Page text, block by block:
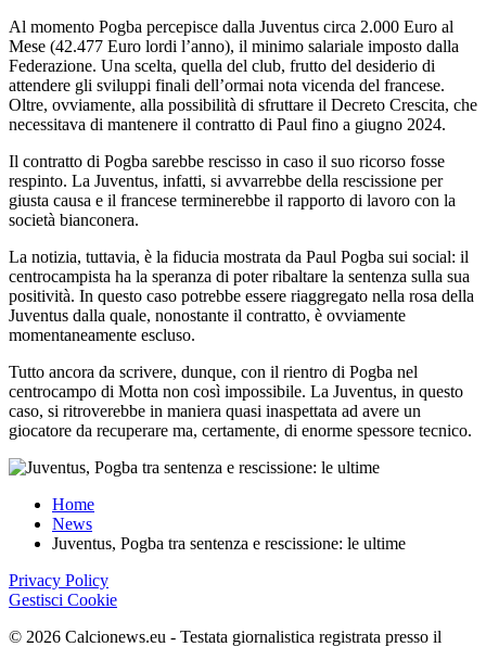
Al momento Pogba percepisce dalla Juventus circa 2.000 Euro al
Mese (42.477 Euro lordi l’anno), il minimo salariale imposto dalla
Federazione. Una scelta, quella del club, frutto del desiderio di
attendere gli sviluppi finali dell’ormai nota vicenda del francese.
Oltre, ovviamente, alla possibilità di sfruttare il Decreto Crescita, che
necessitava di mantenere il contratto di Paul fino a giugno 2024.
Il contratto di Pogba sarebbe rescisso in caso il suo ricorso fosse
respinto. La Juventus, infatti, si avvarrebbe della rescissione per
giusta causa e il francese terminerebbe il rapporto di lavoro con la
società bianconera.
La notizia, tuttavia, è la fiducia mostrata da Paul Pogba sui social: il
centrocampista ha la speranza di poter ribaltare la sentenza sulla sua
positività. In questo caso potrebbe essere riaggregato nella rosa della
Juventus dalla quale, nonostante il contratto, è ovviamente
momentaneamente escluso.
Tutto ancora da scrivere, dunque, con il rientro di Pogba nel
centrocampo di Motta non così impossibile. La Juventus, in questo
caso, si ritroverebbe in maniera quasi inaspettata ad avere un
giocatore da recuperare ma, certamente, di enorme spessore tecnico.
Home
News
Juventus, Pogba tra sentenza e rescissione: le ultime
Privacy Policy
Gestisci Cookie
© 2026 Calcionews.eu - Testata giornalistica registrata presso il